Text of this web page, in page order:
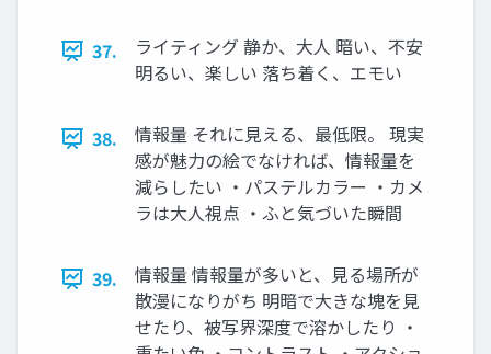
37.
ライティング 静か、大人 暗い、不安
明るい、楽しい 落ち着く、エモい
38.
情報量 それに見える、最低限。 現実
感が魅力の絵でなければ、情報量を
減らしたい ・パステルカラー ・カメ
ラは大人視点 ・ふと気づいた瞬間
39.
情報量 情報量が多いと、見る場所が
散漫になりがち 明暗で大きな塊を見
せたり、被写界深度で溶かしたり ・